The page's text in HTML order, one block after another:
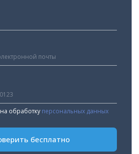
обработку персональных данных
бесплатно